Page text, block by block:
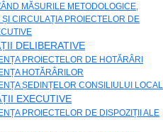
MĂSURILE METODOLOGICE,
CIRCULAȚIA PROIECTELOR DE
DELIBERATIVE
PROIECTELOR DE HOTĂRÂRI
HOTĂRÂRILOR
ȘEDINȚELOR CONSILIULUI LOCAL
EXECUTIVE
PROIECTELOR DE DISPOZIȚII ALE